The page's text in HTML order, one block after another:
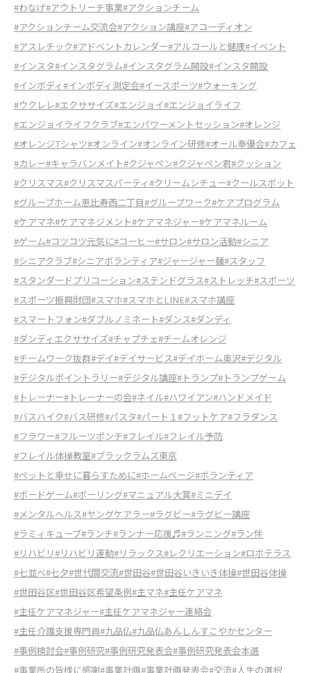
#わなげ#アウトリーチ事業#アクションチーム
#アクションチーム交流会#アクション講座#アコーディオン
#アスレチック#アドベントカレンダー#アルコールと健康#イベント
#インスタ#インスタグラム#インスタグラム開設#インスタ開設
#インボディ#インボディ測定会#イースポーツ#ウォーキング
#ウクレレ#エクササイズ#エンジョイ#エンジョイライフ
#エンジョイライフクラブ#エンパワーメントセッション#オレンジ
#オレンジTシャツ#オンライン#オンライン研修#オール奉優会#カフェ
#カレー#キャラバンメイト#クジャペン#クジャペン君#クッション
#クリスマス#クリスマスパーティ#クリームシチュー#クールスポット
#グループホーム恵比寿西二丁目#グループワーク#ケアプログラム
#ケアマネ#ケアマネジメント#ケアマネジャー#ケアマネルーム
#ゲーム#コツコツ元気に#コーヒー#サロン#サロン活動#シニア
#シニアクラブ#シニアボランティア#ジャージャー麺#スタッフ
#スタンダードプリコーション#ステンドグラス#ストレッチ#スポーツ
#スポーツ振興財団#スマホ#スマホとLINE#スマホ講座
#スマートフォン#ダブルノミネート#ダンス#ダンディ
#ダンディエクササイズ#チャプチェ#チームオレンジ
#チームワーク抜群#デイ#デイサービス#デイホーム奥沢#デジタル
#デジタルポイントラリー#デジタル講座#トランプ#トランプゲーム
#トレーナー#トレーナーの会#ネイル#ハワイアン#ハンドメイド
#バスハイク#バス研修#パスタ#パート１#フットケア#フラダンス
#フラワー#フルーツポンチ#フレイル#フレイル予防
#フレイル体操教室#ブラックラムズ東京
#ペットと幸せに暮らすために#ホームページ#ボランティア
#ボードゲーム#ボーリング#マニュアル大賞#ミニデイ
#メンタルヘルス#ヤングケアラー#ラグビー#ラグビー講座
#ラミィキューブ#ランチ#ランナー応援♬#ランニング#ラン伴
#リハビリ#リハビリ運動#リラックス#レクリエーション#ロボテラス
#七並べ#七夕#世代間交流#世田谷#世田谷いきいき体操#世田谷体操
#世田谷区#世田谷区希望条例#主マネ#主任ケアマネ
#主任ケアマネジャー#主任ケアマネジャー連絡会
#主任介護支援専門員#九品仏#九品仏あんしんすこやかセンター
#事例検討会#事例研究#事例研究発表会#事例研究発表会本選
#事業所の皆様に感謝#事業計画#事業計画発表会#交流#人生の選択